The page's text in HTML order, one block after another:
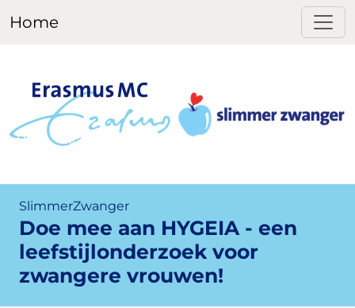
Home
SlimmerZwanger
Doe mee aan HYGEIA - een
leefstijlonderzoek voor
zwangere vrouwen!